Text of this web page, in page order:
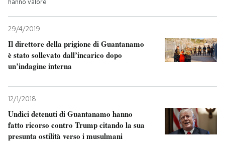
hanno valore
29/4/2019
Il direttore della prigione di Guantanamo
è stato sollevato dall’incarico dopo
un’indagine interna
12/1/2018
Undici detenuti di Guantanamo hanno
fatto ricorso contro Trump citando la sua
presunta ostilità verso i musulmani